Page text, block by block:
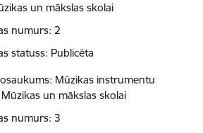
un mākslas skolai
numurs: 2
statuss: Publicēta
Mūzikas instrumentu
un mākslas skolai
numurs: 3